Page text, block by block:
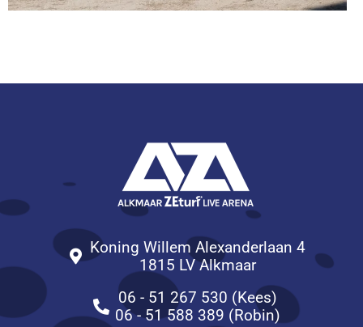
Koning Willem Alexanderlaan 4
1815 LV Alkmaar
06 - 51 267 530 (Kees)
06 - 51 588 389 (Robin)